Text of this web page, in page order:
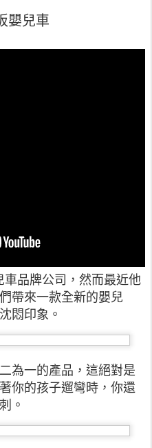
嬰兒車
品牌公司，然而最近他
帶來一款全新的嬰兒
悶印象。
為一的產品，這絕對是
你的孩子遛彎時，你還
。